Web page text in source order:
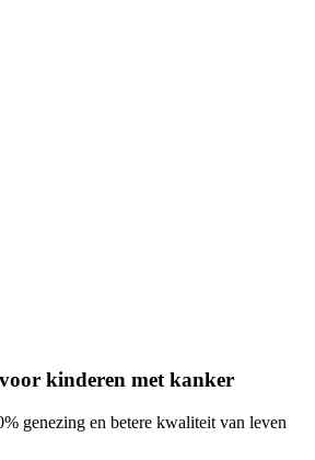
kinderen met kanker
genezing en betere kwaliteit van leven